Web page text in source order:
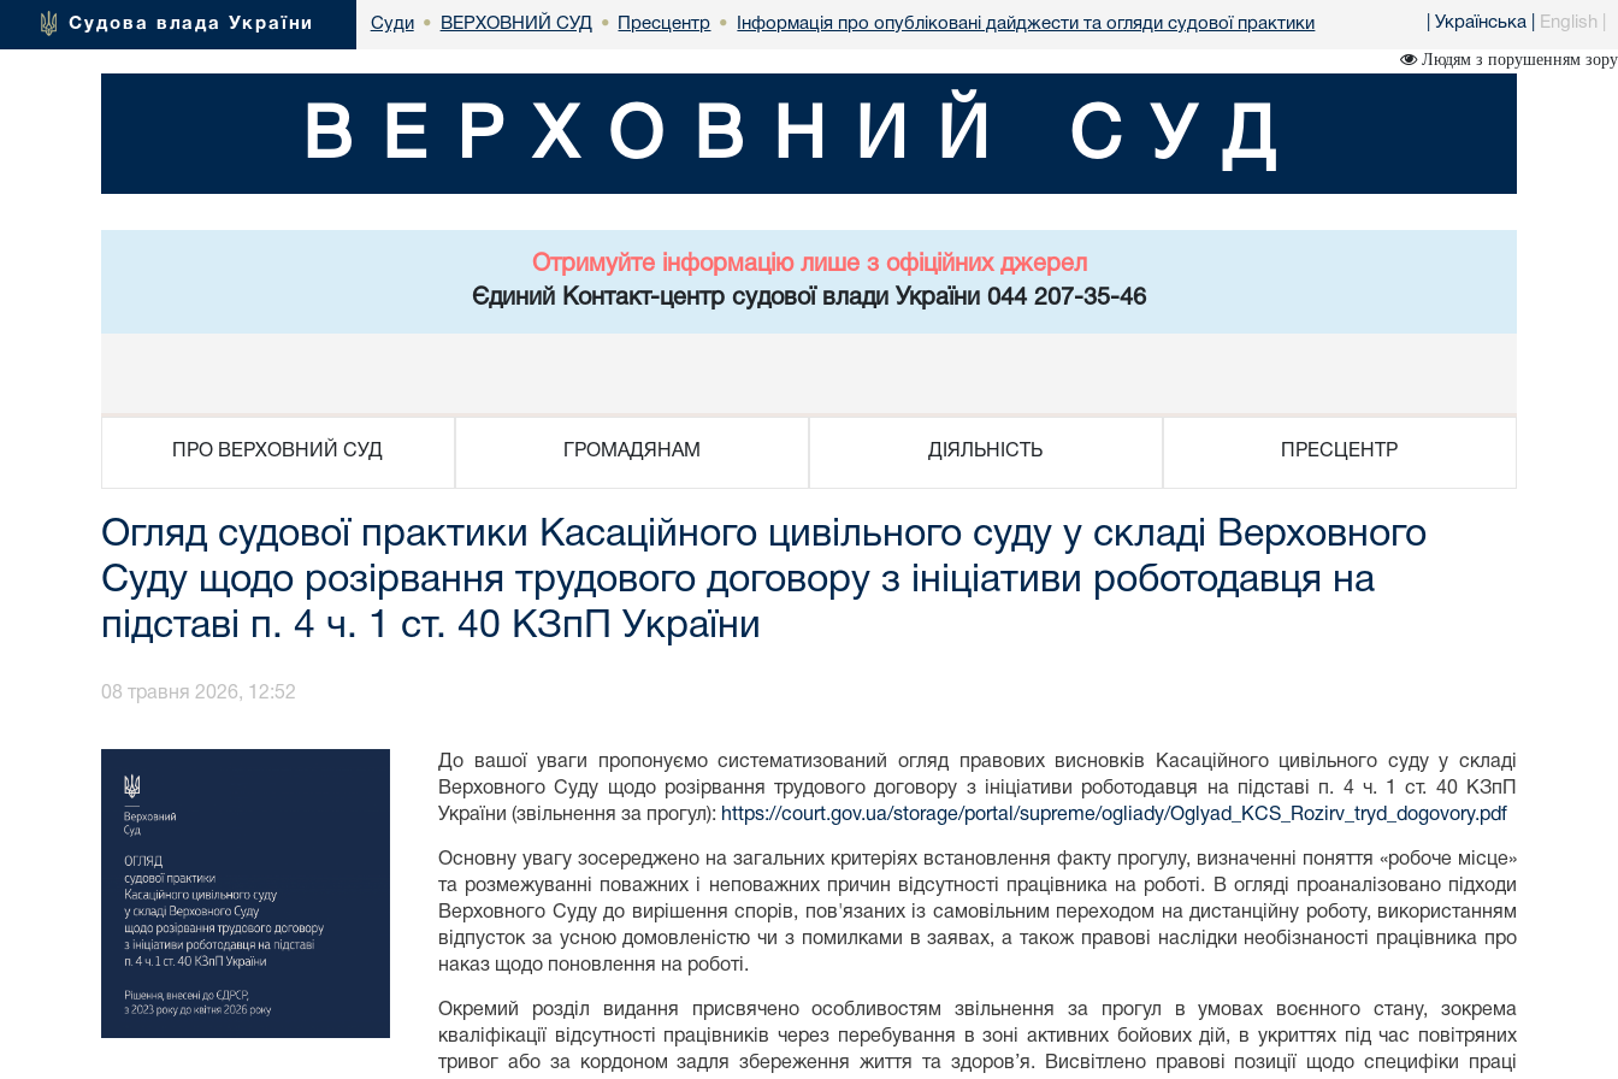
Судова влада України Суди • ВЕРХОВНИЙ СУД • Пресцентр • Інформація про опубліковані дайджести та огляди судової практики Українська English
Людям з порушенням зору
ВЕРХОВНИЙ СУД
Отримуйте інформацію лише з офіційних джерел
Єдиний Контакт-центр судової влади України 044 207-35-46
ПРО ВЕРХОВНИЙ СУД ГРОМАДЯНАМ ДІЯЛЬНІСТЬ ПРЕСЦЕНТР
Огляд судової практики Касаційного цивільного суду у складі Верховного
Суду щодо розірвання трудового договору з ініціативи роботодавця на
підставі п. 4 ч. 1 ст. 40 КЗпП України
08 травня 2026, 12:52
До вашої уваги пропонуємо систематизований огляд правових висновків Касаційного цивільного суду у складі
Верховного Суду щодо розірвання трудового договору з ініціативи роботодавця на підставі п. 4 ч. 1 ст. 40 КЗпП
України (звільнення за прогул): https://court.gov.ua/storage/portal/supreme/ogliady/Oglyad_KCS_Rozirv_tryd_dogovory.pdf
Основну увагу зосереджено на загальних критеріях встановлення факту прогулу, визначенні поняття «робоче місце»
та розмежуванні поважних і неповажних причин відсутності працівника на роботі. В огляді проаналізовано підходи
Верховного Суду до вирішення спорів, пов'язаних із самовільним переходом на дистанційну роботу, використанням
відпусток за усною домовленістю чи з помилками в заявах, а також правові наслідки необізнаності працівника про
наказ щодо поновлення на роботі.
Окремий розділ видання присвячено особливостям звільнення за прогул в умовах воєнного стану, зокрема
кваліфікації відсутності працівників через перебування в зоні активних бойових дій, в укриттях під час повітряних
тривог або за кордоном задля збереження життя та здоров’я. Висвітлено правові позиції щодо специфіки праці